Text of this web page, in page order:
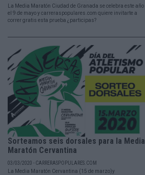
La Media Maratón Ciudad de Granada se celebra este año
el 9 de mayo y carreraspopulares.com quiere invitarte a
correr gratis esta prueba ¿participas?
Sorteamos seis dorsales para la Media
Maratón Cervantina
03/03/2020 - CARRERASPOPULARES.COM
La Media Maratón Cervantina (15 de marzo)y